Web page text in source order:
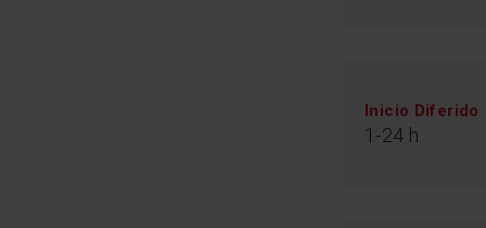
Inicio Diferido
1-24 h